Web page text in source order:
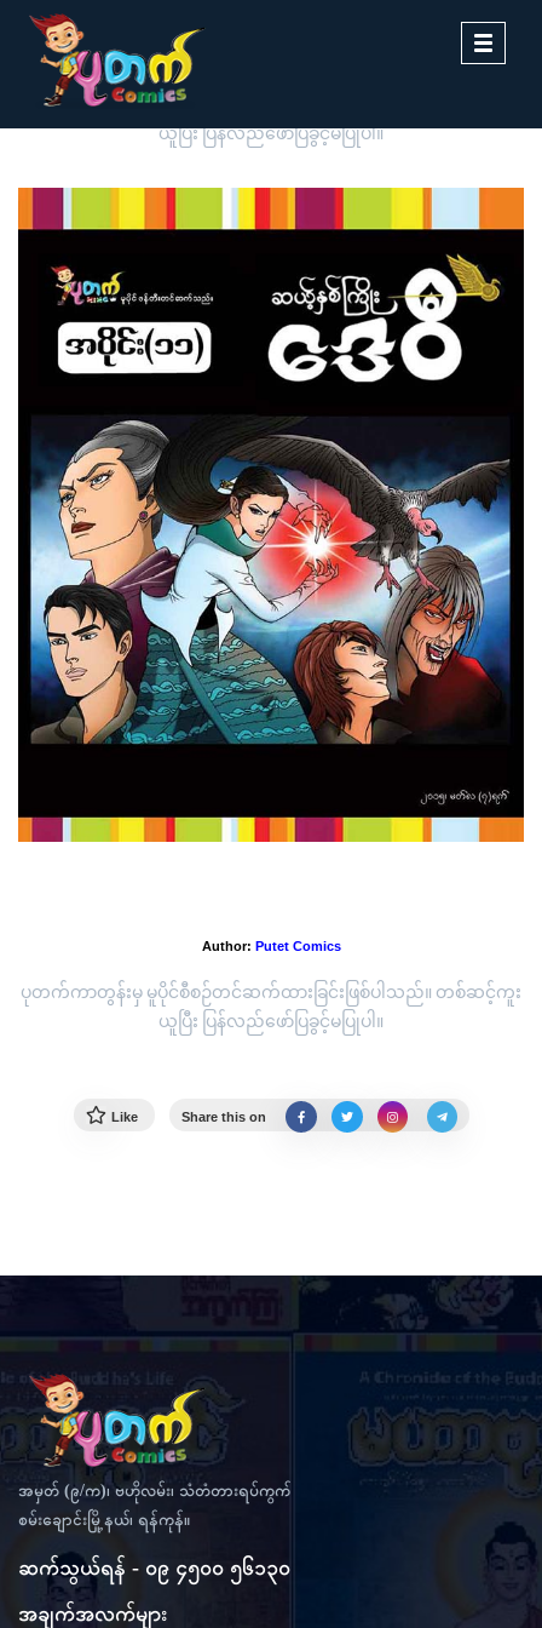
Toggle
ပုတက်ကာတွန်းမှ မူပိုင်စီစဉ်တင်ဆက်ထားခြင်းဖြစ်ပါသည်။ တစ်ဆင့်ကူး
ယူပြီး ပြန်လည်ဖော်ပြခွင့်မပြုပါ။
Author: Putet Comics
ပုတက်ကာတွန်းမှ မူပိုင်စီစဉ်တင်ဆက်ထားခြင်းဖြစ်ပါသည်။ တစ်ဆင့်ကူး
ယူပြီး ပြန်လည်ဖော်ပြခွင့်မပြုပါ။
Like Share this on
အမှတ် (၉/က)၊ ဗဟိုလမ်း၊ သံတံတားရပ်ကွက်
စမ်းချောင်းမြို့နယ်၊ ရန်ကုန်။
ဆက်သွယ်ရန် - ၀၉ ၄၅၀၀ ၅၆၁၃၀
အချက်အလက်များ